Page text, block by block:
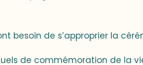
besoin de s’approprier la
de commémoration de la